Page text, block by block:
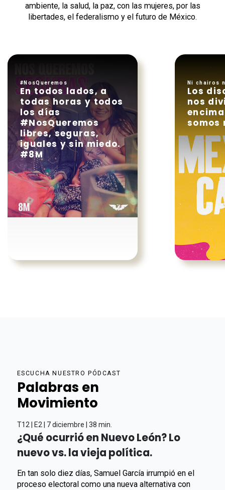
ambiente, la salud, la paz, con las mujeres, por las
libertades, el federalismo y el futuro de México.
#NosQueremos
En todos lados, a
todas horas y todos
los días
#NosQueremos
libres, seguras,
iguales y sin miedo.
#8M
Ni chairos
Los
nos
somos
ESCUCHA NUESTRO PÓDCAST
Palabras en
Movimiento
T12 | E2 | 7 diciembre | 38 min.
¿Qué ocurrió en Nuevo León? Lo
nuevo vs. la vieja política.
En tan solo diez días, Samuel García irrumpió en el
proceso electoral como una nueva alternativa con